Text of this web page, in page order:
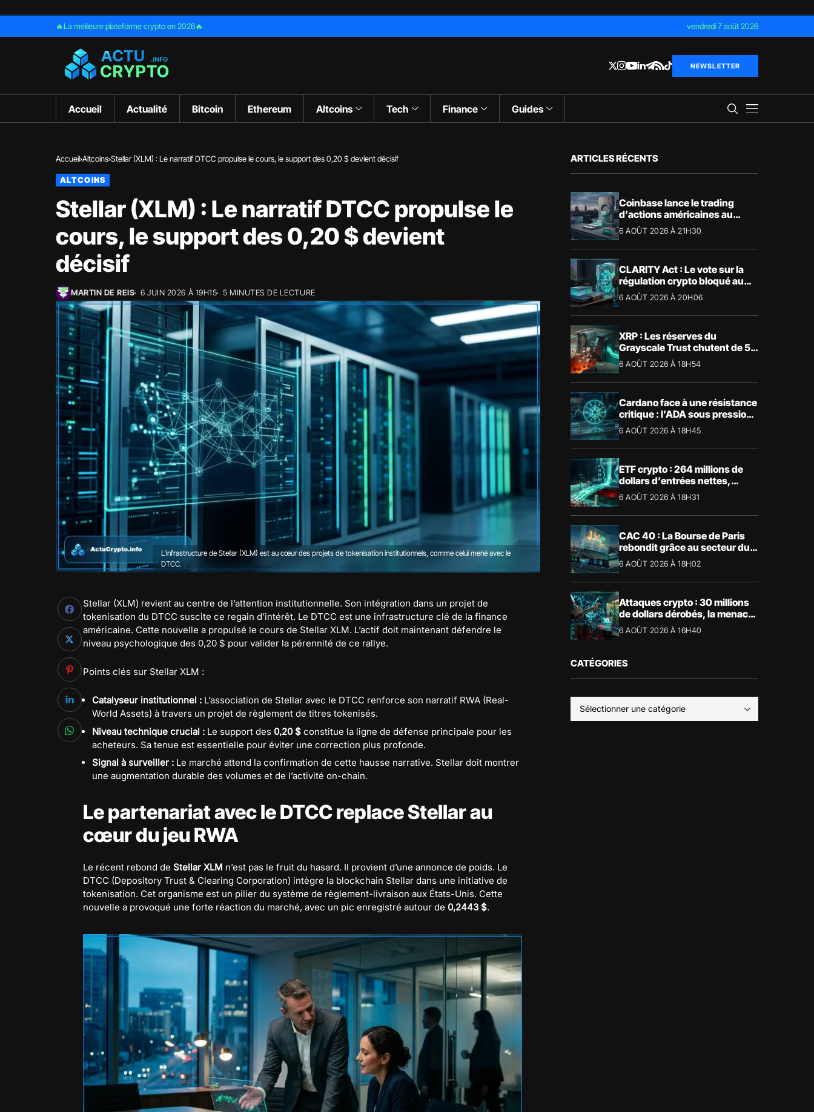
🔥La meilleure plateforme crypto en 2026🔥 vendredi 7 août 2026
NEWSLETTER
Accueil Actualité Bitcoin Ethereum Altcoins Tech Finance Guides
Accueil Altcoins Stellar (XLM) : Le narratif DTCC propulse le cours, le support des 0,20 $ devient décisif
ALTCOINS
Stellar (XLM) : Le narratif DTCC propulse le
cours, le support des 0,20 $ devient
décisif
MARTIN DE REIS 6 JUIN 2026 À 19H15 5 MINUTES DE LECTURE
L'infrastructure de Stellar (XLM) est au cœur des projets de tokenisation institutionnels, comme celui mené avec le
DTCC.
Stellar (XLM) revient au centre de l’attention institutionnelle. Son intégration dans un projet de
tokenisation du DTCC suscite ce regain d’intérêt. Le DTCC est une infrastructure clé de la finance
américaine. Cette nouvelle a propulsé le cours de Stellar XLM. L’actif doit maintenant défendre le
niveau psychologique des 0,20 $ pour valider la pérennité de ce rallye.
Points clés sur Stellar XLM :
Catalyseur institutionnel : L’association de Stellar avec le DTCC renforce son narratif RWA (Real-
World Assets) à travers un projet de règlement de titres tokenisés.
Niveau technique crucial : Le support des 0,20 $ constitue la ligne de défense principale pour les
acheteurs. Sa tenue est essentielle pour éviter une correction plus profonde.
Signal à surveiller : Le marché attend la confirmation de cette hausse narrative. Stellar doit montrer
une augmentation durable des volumes et de l’activité on-chain.
Le partenariat avec le DTCC replace Stellar au
cœur du jeu RWA
Le récent rebond de Stellar XLM n’est pas le fruit du hasard. Il provient d’une annonce de poids. Le
DTCC (Depository Trust & Clearing Corporation) intègre la blockchain Stellar dans une initiative de
tokenisation. Cet organisme est un pilier du système de règlement-livraison aux États-Unis. Cette
nouvelle a provoqué une forte réaction du marché, avec un pic enregistré autour de 0,2443 $.
ARTICLES RÉCENTS
Coinbase lance le trading
d’actions américaines au
Royaume-Uni
6 AOÛT 2026 À 21H30
CLARITY Act : Le vote sur la
régulation crypto bloqué au
Sénat américain
6 AOÛT 2026 À 20H06
XRP : Les réserves du
Grayscale Trust chutent de 55
% suite aux rachats
6 AOÛT 2026 À 18H54
Cardano face à une résistance
critique : l’ADA sous pression
technique
6 AOÛT 2026 À 18H45
ETF crypto : 264 millions de
dollars d’entrées nettes,
Bitcoin et Ethereum dominent
6 AOÛT 2026 À 18H31
CAC 40 : La Bourse de Paris
rebondit grâce au secteur du
luxe
6 AOÛT 2026 À 18H02
Attaques crypto : 30 millions
de dollars dérobés, la menace
devient physique
6 AOÛT 2026 À 16H40
CATÉGORIES